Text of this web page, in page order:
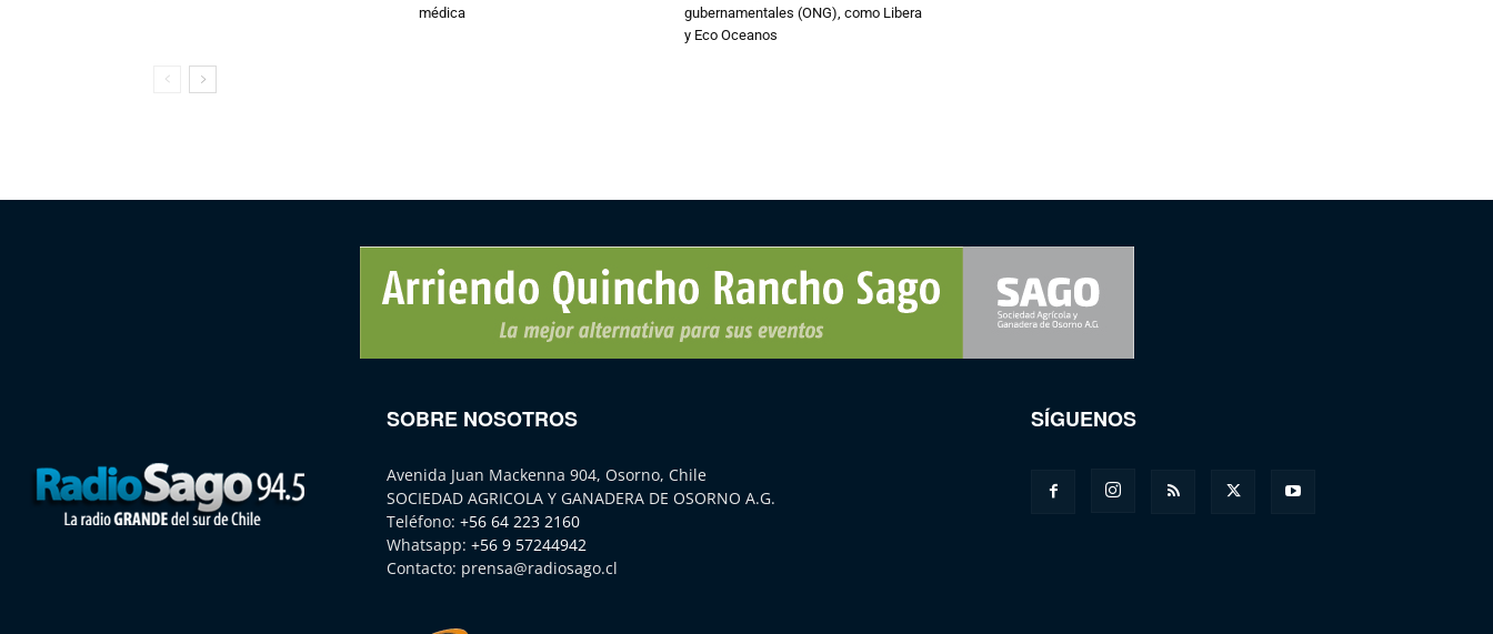
médica
gubernamentales (ONG), como Libera
y Eco Oceanos
SOBRE NOSOTROS
Avenida Juan Mackenna 904, Osorno, Chile
SOCIEDAD AGRICOLA Y GANADERA DE OSORNO A.G.
Teléfono: +56 64 223 2160
Whatsapp: +56 9 57244942
Contacto: prensa@radiosago.cl
SÍGUENOS